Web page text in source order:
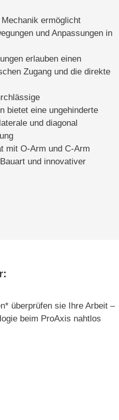
ermöglicht
und Anpassungen in
erlauben einen
Zugang und die direkte
bietet eine ungehinderte
und diagonal
mit O-Arm und C-Arm
und innovativer
überprüfen sie Ihre Arbeit –
beim ProAxis nahtlos